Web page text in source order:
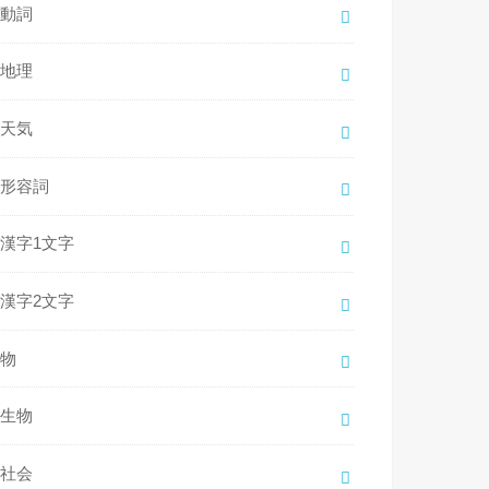
動詞
地理
天気
形容詞
漢字1文字
漢字2文字
物
生物
社会